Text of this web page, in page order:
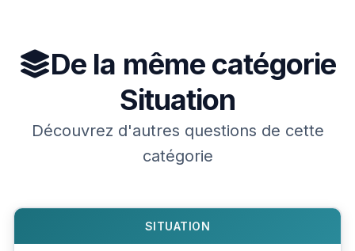
De la même catégorie
Situation
Découvrez d'autres questions de cette
catégorie
SITUATION